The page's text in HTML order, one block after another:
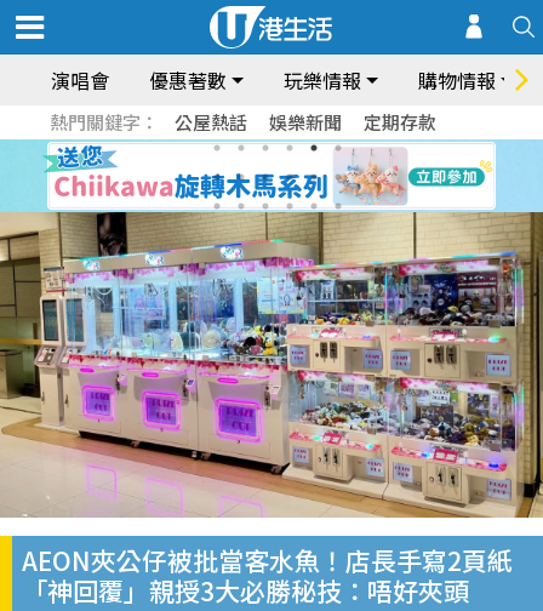
演唱會 優惠著數 玩樂情報 購物情報
熱門關鍵字： 公屋熱話 娛樂新聞 定期存款
AEON夾公仔被批當客水魚！店長手寫2頁紙
「神回覆」親授3大必勝秘技：唔好夾頭